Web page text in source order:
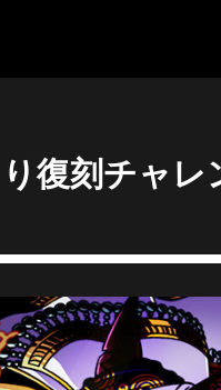
復刻チャレ